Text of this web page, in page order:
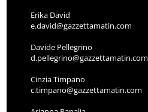
Erika David
e.david@gazzettamatin.com
Davide Pellegrino
d.pellegrino@gazzettamatin.com
Cinzia Timpano
c.timpano@gazzettamatin.com